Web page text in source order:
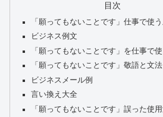
目次
「願ってもないことです」仕事で使
ビジネス例文
「願ってもないことです」を仕事で
「願ってもないことです」敬語と文
ビジネスメール例
言い換え大全
「願ってもないことです」誤った使